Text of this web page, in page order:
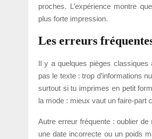
proches. L’expérience montre
plus forte impression.
Les erreurs
Il y a quelques pièges classiques
pas le texte : trop d’informations
surtout si tu imprimes en petit
la mode : mieux vaut un faire-part
Autre erreur fréquente : oublier
une date incorrecte ou un poids